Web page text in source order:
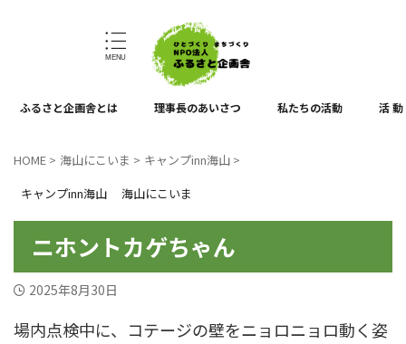
ふるさと企画舎とは 理事長のあいさつ 私たちの活動 活 動
HOME > 海山にこいま > キャンプinn海山 >
キャンプinn海山
海山にこいま
ニホントカゲちゃん
2025年8月30日
場内点検中に、コテージの壁をニョロニョロ動く姿